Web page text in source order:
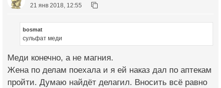
21 янв 2018, 12:55
bosmat
сульфат меди
Меди конечно, а не магния.
Жена по делам поехала и я ей наказ дал по аптекам
пройти. Думаю найдёт делагил. Вносить всё равно